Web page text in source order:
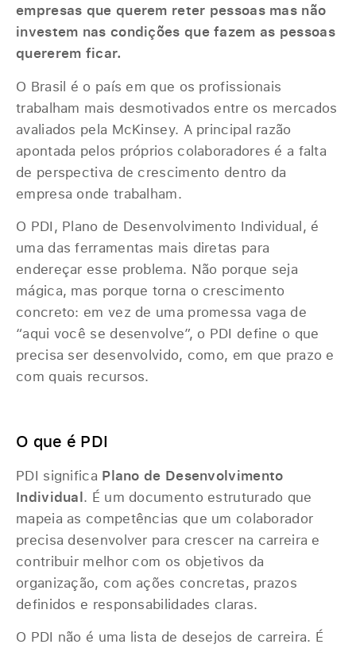
empresas que querem reter pessoas mas não
investem nas condições que fazem as pessoas
quererem ficar.
O Brasil é o país em que os profissionais
trabalham mais desmotivados entre os mercados
avaliados pela McKinsey. A principal razão
apontada pelos próprios colaboradores é a falta
de perspectiva de crescimento dentro da
empresa onde trabalham.
O PDI, Plano de Desenvolvimento Individual, é
uma das ferramentas mais diretas para
endereçar esse problema. Não porque seja
mágica, mas porque torna o crescimento
concreto: em vez de uma promessa vaga de
“aqui você se desenvolve”, o PDI define o que
precisa ser desenvolvido, como, em que prazo e
com quais recursos.
O que é PDI
PDI significa Plano de Desenvolvimento
Individual. É um documento estruturado que
mapeia as competências que um colaborador
precisa desenvolver para crescer na carreira e
contribuir melhor com os objetivos da
organização, com ações concretas, prazos
definidos e responsabilidades claras.
O PDI não é uma lista de desejos de carreira. É